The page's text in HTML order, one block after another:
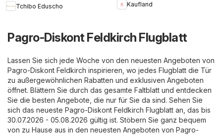
Tchibo Eduscho
Kaufland
Pagro-Diskont Feldkirch Flugblatt
Lassen Sie sich jede Woche von den neuesten Angeboten von
Pagro-Diskont Feldkirch inspirieren, wo jedes Flugblatt die Tür
zu außergewöhnlichen Rabatten und exklusiven Angeboten
öffnet. Blättern Sie durch das gesamte Faltblatt und entdecken
Sie die besten Angebote, die nur für Sie da sind. Sehen Sie
sich das neueste Pagro-Diskont Feldkirch Flugblatt an, das bis
30.07.2026 - 05.08.2026 gültig ist. Stöbern Sie ganz bequem
von zu Hause aus in den neuesten Angeboten von Pagro-